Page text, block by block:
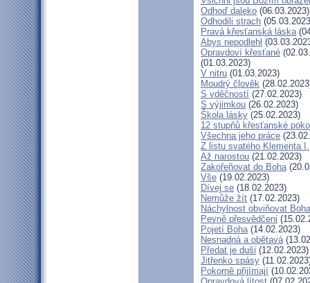
Odhoď daleko (06.03.2023)
Odhodili strach
Pravá křesťanská láska
Abys nepodlehl
Opravdoví křesťané
(01.03.2023)
V nitru (01.03.2023)
Moudrý člověk
S vděčností (27.02.2023)
S výjimkou (26.02.2023)
Škola lásky (25.02.2023)
12 stupňů křesťanské
Všechna jeho práce
Z listu svatého Klementa I.
Až narostou (21.02.2023)
Zakořeňovat do Boha
Vše (19.02.2023)
Dívej se (18.02.2023)
Nemůže žít (17.02.2023)
Náchylnost obviňovat Boha
Pevně přesvědčeni
Pojetí Boha(14.02.2023)
Nesnadná a obětavá
Předat je duši (12.02.2023)
Jitřenko spásy
Pokorně přijímají